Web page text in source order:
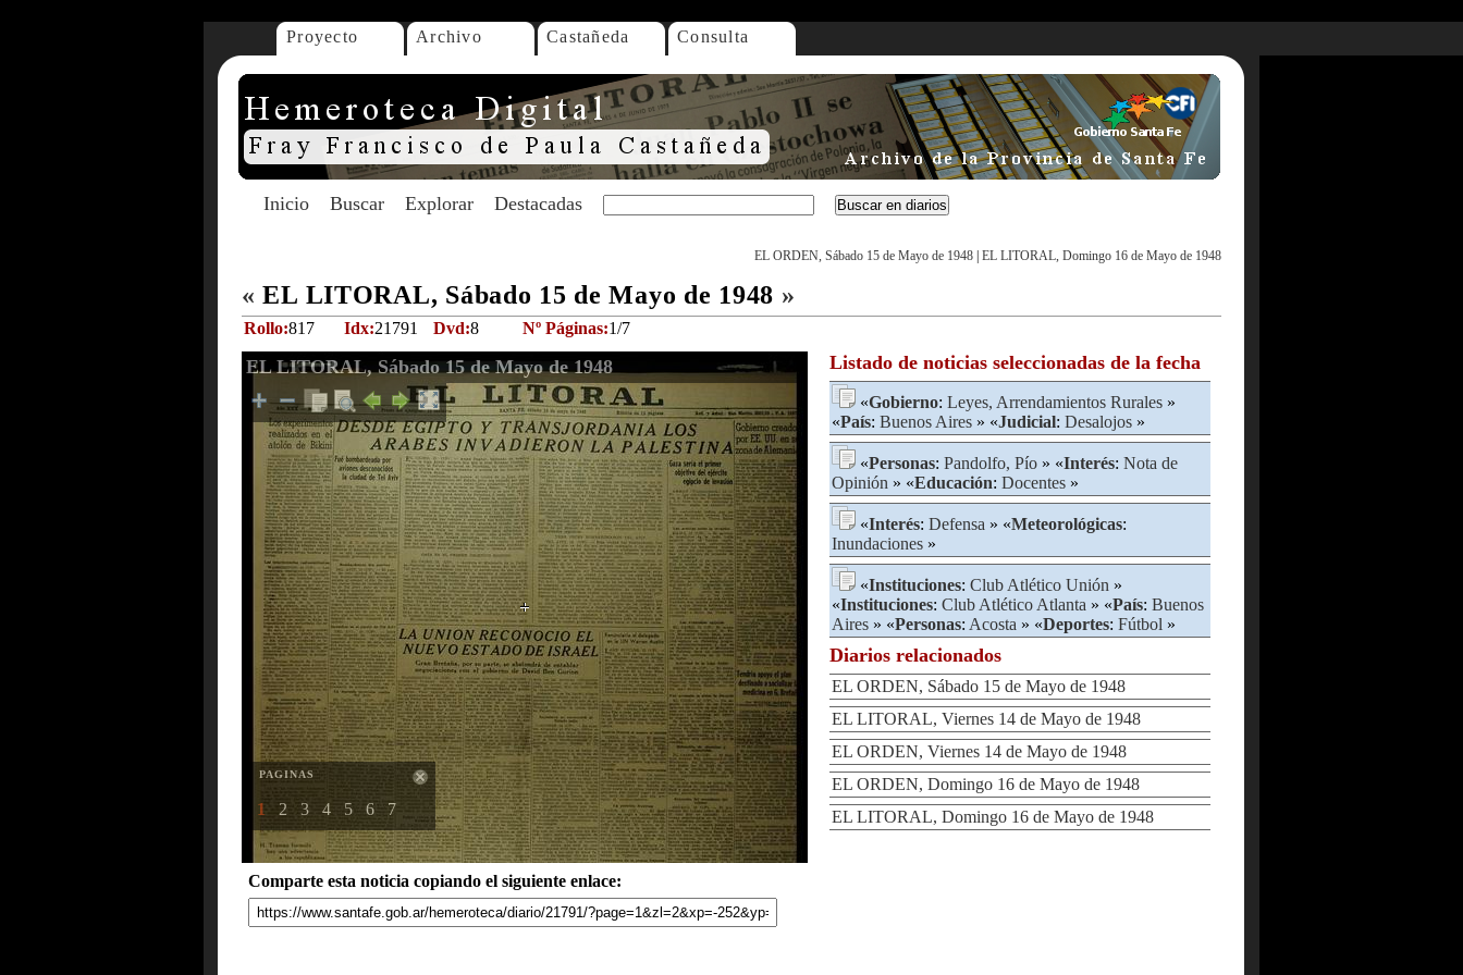
Proyecto Archivo Castañeda Consulta
Inicio Buscar Explorar Destacadas
EL ORDEN, Sábado 15 de Mayo de 1948 EL LITORAL, Domingo 16 de Mayo de 1948
« EL LITORAL, Sábado 15 de Mayo de 1948 »
Rollo:817 Idx:21791 Dvd:8 Nº Páginas:1/7
EL LITORAL, Sábado 15 de Mayo de 1948
PAGINAS
1 2 3 4 5 6 7
Comparte esta noticia copiando el siguiente enlace:
Listado de noticias seleccionadas de la fecha
«Gobierno: Leyes, Arrendamientos Rurales »
«País: Buenos Aires » «Judicial: Desalojos »
«Personas: Pandolfo, Pío » «Interés: Nota de
Opinión » «Educación: Docentes »
«Interés: Defensa » «Meteorológicas:
Inundaciones »
«Instituciones: Club Atlético Unión »
«Instituciones: Club Atlético Atlanta » «País: Buenos
Aires » «Personas: Acosta » «Deportes: Fútbol »
Diarios relacionados
EL ORDEN, Sábado 15 de Mayo de 1948
EL LITORAL, Viernes 14 de Mayo de 1948
EL ORDEN, Viernes 14 de Mayo de 1948
EL ORDEN, Domingo 16 de Mayo de 1948
EL LITORAL, Domingo 16 de Mayo de 1948